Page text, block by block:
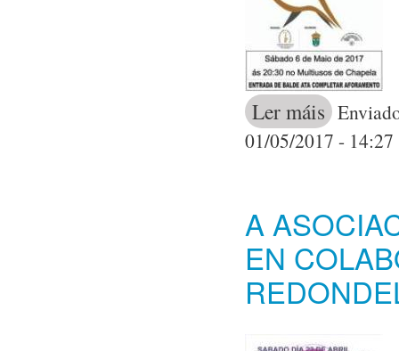
Ler máis acerca de A
01/05/2017 - 14:27
A
EN